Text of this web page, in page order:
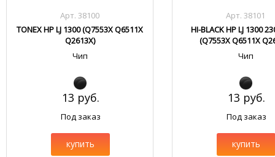
Арт. 38100
TONEX HP LJ 1300 (Q7553X Q6511X
Q2613X)
Чип
13 руб.
Под заказ
купить
Арт. 38101
HI-BLACK HP LJ 1300
(Q7553X Q6511X
Чип
13 руб.
Под заказ
купить